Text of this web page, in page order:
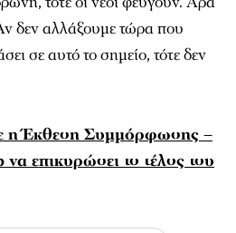
σε αυτό το σημείο, τότε δεν
η Έκθεση Συμμόρφωσης –